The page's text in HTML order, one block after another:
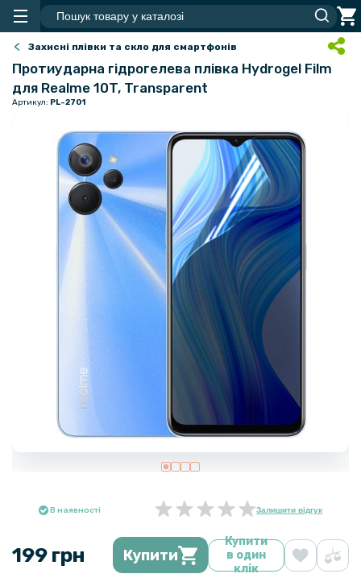
Захисні плівки та скло для смартфонів
Протиударна гідрогелева плівка Hydrogel Film
для Realme 10T, Transparent
Артикул: PL-2701
В наявності Залишити відгук
199 грн Купити
Купити
в один
клік